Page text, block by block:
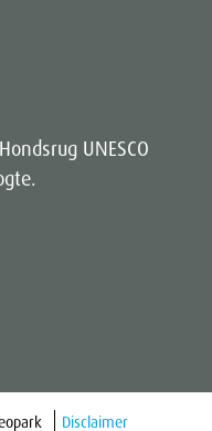
UNESCO
Disclaimer